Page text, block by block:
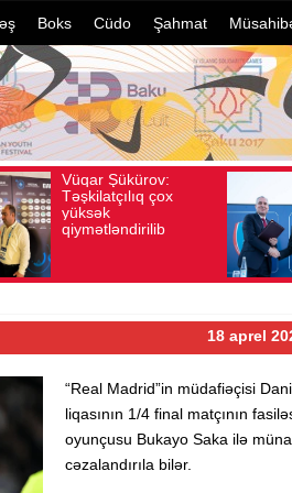
Boks Cüdo Şahmat
Avqust 04, 2026
18 aprel
“Real Madrid”in müdafiəçisi
liqasının 1/4 final matçının
oyunçusu Bukayo Saka ilə
cəzalandırıla bilər.